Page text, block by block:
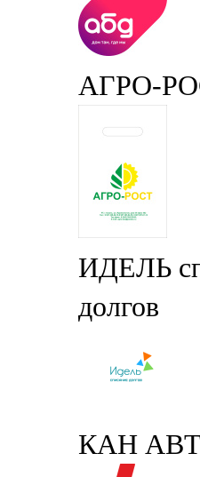
АГРО-
ИДЕЛЬ
долгов
КАН